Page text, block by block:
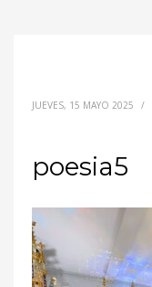
JUEVES, 15 MAYO 2025 /
poesia5